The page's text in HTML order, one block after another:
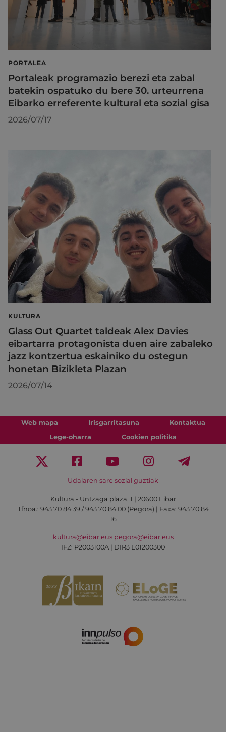
PORTALEA
Portaleak programazio berezi eta zabal
batekin ospatuko du bere 30. urteurrena
Eibarko erreferente kultural eta sozial gisa
2026/07/17
KULTURA
Glass Out Quartet taldeak Alex Davies
eibartarra protagonista duen aire zabaleko
jazz kontzertua eskainiko du ostegun
honetan Bizikleta Plazan
2026/07/14
Web mapa Irisgarritasuna
Kontaktua
Lege-oharra
Cookien politika
Udalaren sare sozial guztiak
Kultura - Untzaga plaza, 1 | 20600 Eibar
Tfnoa.: 943 70 84 39 / 943 70 84 00 (Pegora) | Faxa: 943 70 84
16
kultura@eibar.eus pegora@eibar.eus
IFZ: P2003100A | DIR3 L01200300